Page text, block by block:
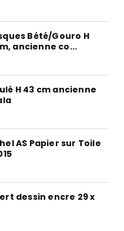
Bété/Gouro H
ancienne co...
H 43 cm ancienne
AS Papier sur Toile
dessin encre 29 x